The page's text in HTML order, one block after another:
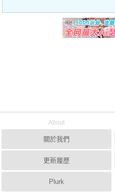
About
關於我們
更新履歷
Plurk